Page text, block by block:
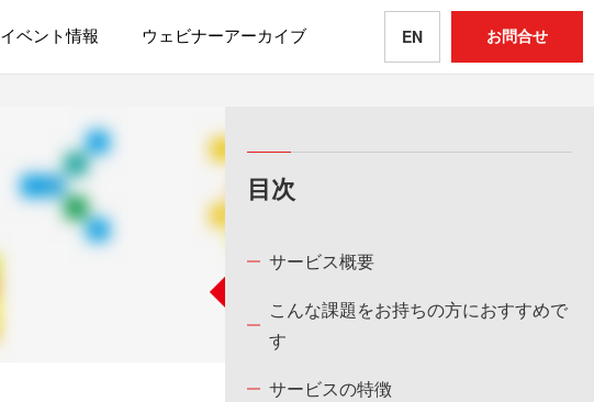
イベント情報 ウェビナーアーカイブ EN お問合せ
目次
サービス概要
こんな課題をお持ちの方におすすめで
す
サービスの特徴